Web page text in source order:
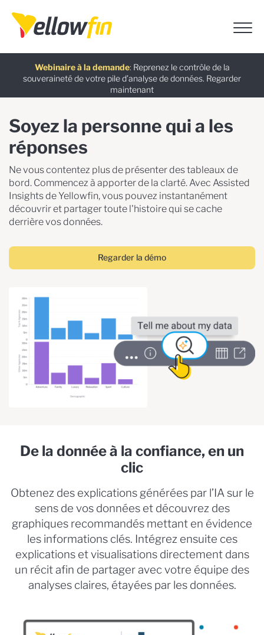
Webinaire à la demande: Reprenez le contrôle de la
souveraineté de votre pile d’analyse de données. Regarder
maintenant
Dernière version
En savoir
plus
Guide gratuit:
Télécharger maintenant
Assistants chatbot IA:
Essayez
maintenant
Soyez la personne qui a les
réponses
Ne vous contentez plus de présenter des tableaux de
bord. Commencez à apporter de la clarté. Avec Assisted
Insights de Yellowfin, vous pouvez instantanément
découvrir et partager toute l'histoire qui se cache
derrière vos données.
Regarder la démo
De la donnée à la confiance, en un
clic
Obtenez des explications générées par l’IA sur le
sens de vos données et découvrez des
graphiques recommandés mettant en évidence
les informations clés. Intégrez ensuite ces
explications et visualisations directement dans
un récit afin de partager avec votre équipe des
analyses claires, étayées par les données.